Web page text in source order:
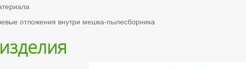
отложения внутри мешка-пылесборника